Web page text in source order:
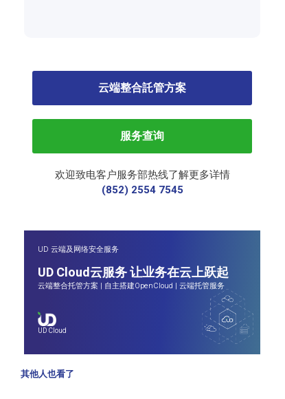
云端整合託管方案
服务查询
欢迎致电客户服务部热线了解更多详情
(852) 2554 7545
UD 云端及网络安全服务
UD Cloud云服务 让业务在云上跃起
云端整合托管方案 | 自主搭建OpenCloud | 云端托管服务
UD Cloud
其他人也看了